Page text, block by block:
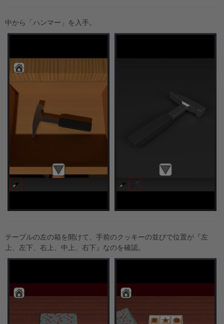
中から「ハンマー」を入手。
テーブルの左の箱を開けて、手前のクッキーの並びで位置が『左
上、左下、右上、中上、右下』なのを確認。